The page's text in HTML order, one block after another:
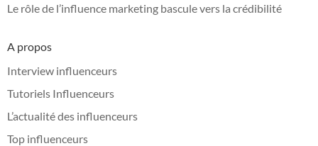
Le rôle de l’influence marketing bascule vers la crédibilité
A propos
Interview influenceurs
Tutoriels Influenceurs
L’actualité des influenceurs
Top influenceurs